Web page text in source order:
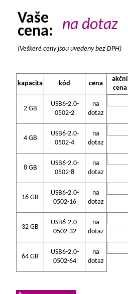
Vaše
cena:
na dotaz
(Veškeré ceny jsou uvedeny bez DPH)
kapacita kód cena
akční
cena
2 GB
USB6-2.0-
0502-2
na
dotaz
4 GB
USB6-2.0-
0502-4
na
dotaz
8 GB
USB6-2.0-
0502-8
na
dotaz
16 GB
USB6-2.0-
0502-16
na
dotaz
32 GB
USB6-2.0-
0502-32
na
dotaz
64 GB
USB6-2.0-
0502-64
na
dotaz